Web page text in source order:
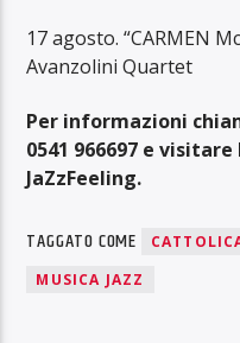
17 agosto. “CARMEN
Avanzolini Quartet
Per informazioni
0541 966697 e
JaZzFeeling.
TAGGATO COME
MUSICA JAZZ